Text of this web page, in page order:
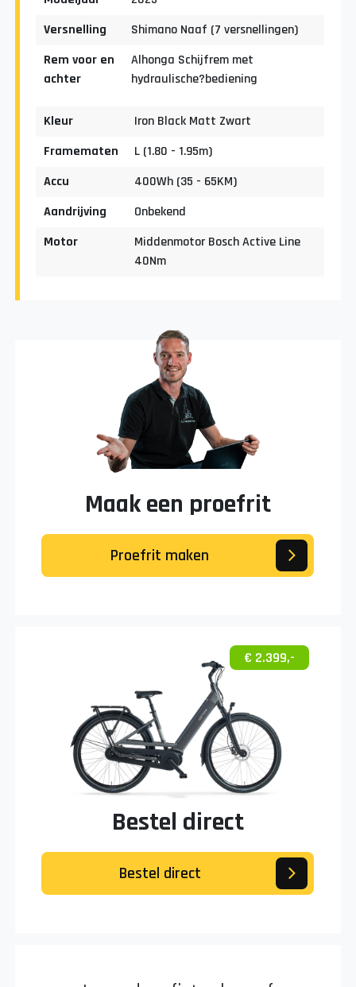
Versnelling
Shimano Naaf (7 versnellingen)
Rem voor en
achter
Alhonga Schijfrem met
hydraulische?bediening
Kleur
Iron Black Matt Zwart
Framematen
L (1.80 - 1.95m)
Accu
400Wh (35 - 65KM)
Aandrijving
Onbekend
Motor
Middenmotor Bosch Active Line
40Nm
Maak een proefrit
Proefrit maken
€ 2.399,-
Bestel direct
Bestel direct